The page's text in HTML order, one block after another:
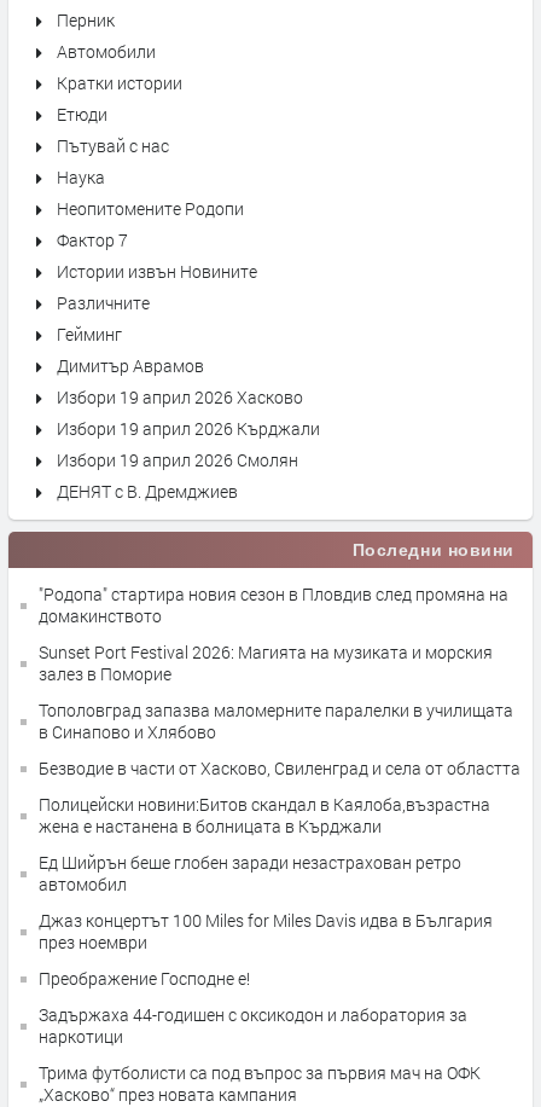
Перник
Автомобили
Кратки истории
Етюди
Пътувай с нас
Наука
Неопитомените Родопи
Фактор 7
Истории извън Новините
Различните
Гейминг
Димитър Аврамов
Избори 19 април 2026 Хасково
Избори 19 април 2026 Кърджали
Избори 19 април 2026 Смолян
ДЕНЯТ с В. Дремджиев
Последни новини
"Родопа" стартира новия сезон в Пловдив след промяна на
домакинството
Sunset Port Festival 2026: Магията на музиката и морския
залез в Поморие
Тополовград запазва маломерните паралелки в училищата
в Синапово и Хлябово
Безводие в части от Хасково, Свиленград и села от областта
Полицейски новини:Битов скандал в Каялоба,възрастна
жена е настанена в болницата в Кърджали
Ед Шийрън беше глобен заради незастрахован ретро
автомобил
Джаз концертът 100 Miles for Miles Davis идва в България
през ноември
Преображение Господне е!
Задържаха 44-годишен с оксикодон и лаборатория за
наркотици
Трима футболисти са под въпрос за първия мач на ОФК
„Хасково“ през новата кампания